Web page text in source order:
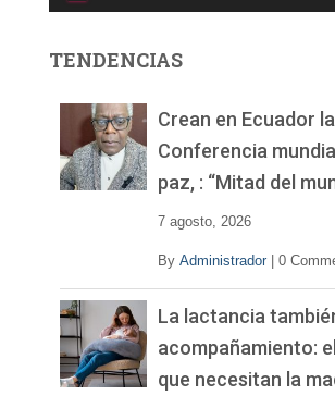
d
TENDENCIAS
Crean en Ecuador la
Conferencia
paz, : “Mitad del
7 agosto, 2026
By Administrador 0
La lactancia
acompañamiento:
que necesitan la